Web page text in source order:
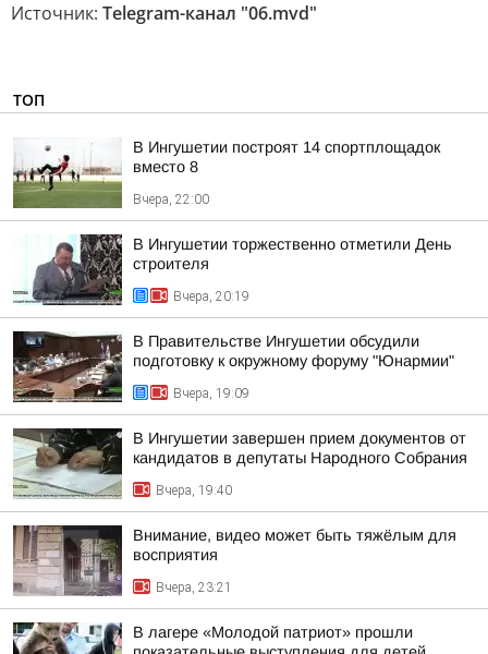
Источник: Telegram-канал "06.mvd"
ТОП
В Ингушетии построят 14 спортплощадок
вместо 8
Вчера, 22:00
В Ингушетии торжественно отметили День
строителя
Вчера, 20:19
В Правительстве Ингушетии обсудили
подготовку к окружному форуму "Юнармии"
Вчера, 19:09
В Ингушетии завершен прием документов от
кандидатов в депутаты Народного Собрания
Вчера, 19:40
Внимание, видео может быть тяжёлым для
восприятия
Вчера, 23:21
В лагере «Молодой патриот» прошли